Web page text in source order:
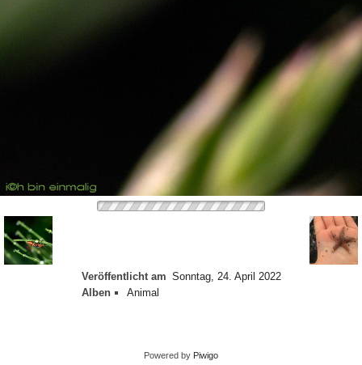
Veröffentlicht am Sonntag, 24. April 2022
Alben
Animal
Powered by Piwigo